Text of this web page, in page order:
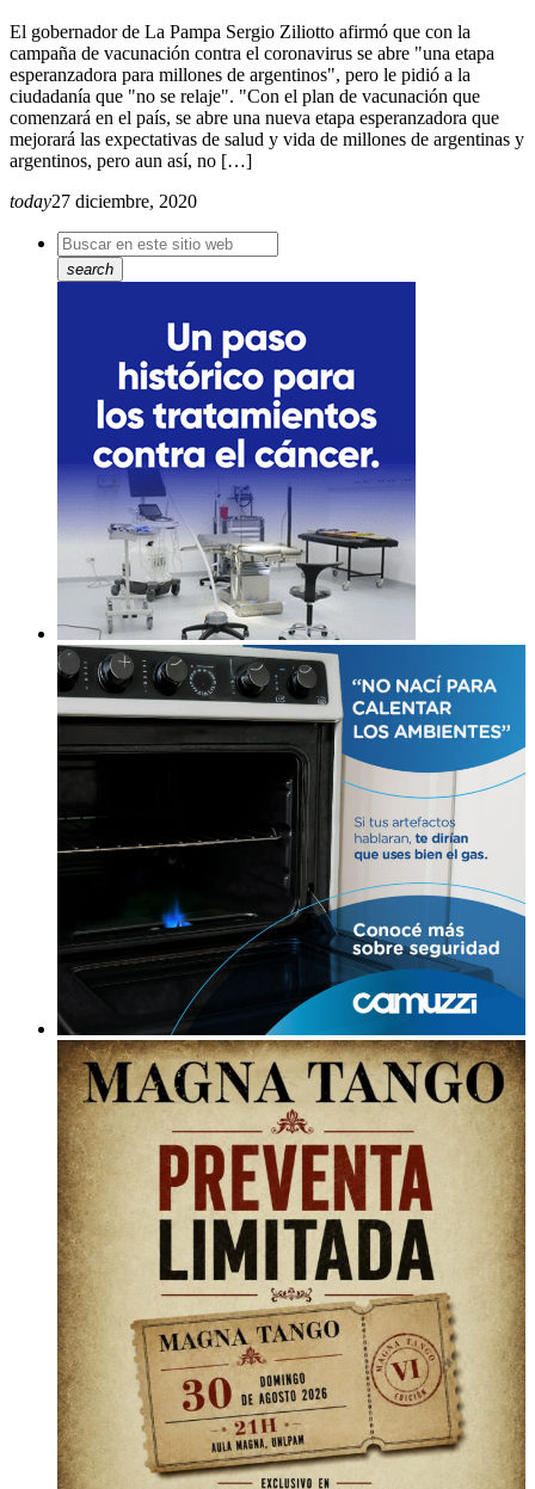
El gobernador de La Pampa Sergio Ziliotto afirmó que con la
campaña de vacunación contra el coronavirus se abre "una etapa
esperanzadora para millones de argentinos", pero le pidió a la
ciudadanía que "no se relaje". "Con el plan de vacunación que
comenzará en el país, se abre una nueva etapa esperanzadora que
mejorará las expectativas de salud y vida de millones de argentinas y
argentinos, pero aun así, no […]
today27 diciembre, 2020
search